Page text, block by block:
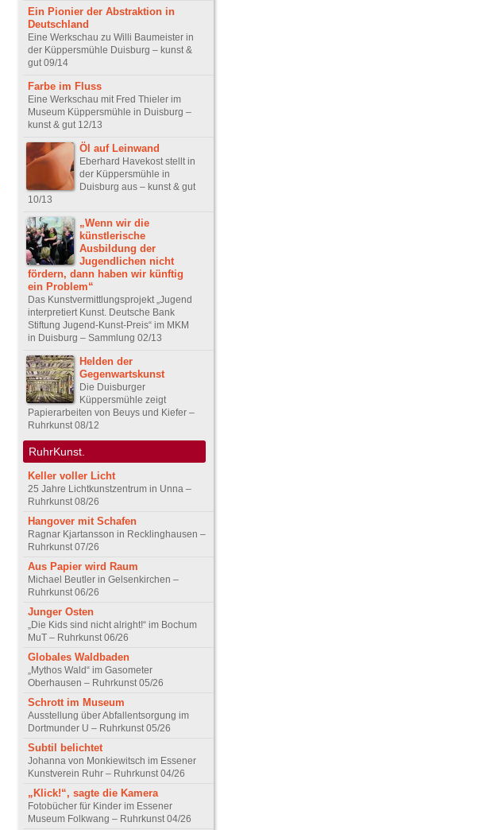
Ein Pionier der Abstraktion in
Deutschland
Eine Werkschau zu Willi Baumeister in
der Küppersmühle Duisburg – kunst &
gut 09/14
Farbe im Fluss
Eine Werkschau mit Fred Thieler im
Museum Küppersmühle in Duisburg –
kunst & gut 12/13
Öl auf Leinwand
Eberhard Havekost stellt in
der Küppersmühle in
Duisburg aus – kunst & gut
10/13
„Wenn wir die
künstlerische
Ausbildung der
Jugendlichen nicht
fördern, dann haben wir künftig
ein Problem“
Das Kunstvermittlungsprojekt „Jugend
interpretiert Kunst. Deutsche Bank
Stiftung Jugend-Kunst-Preis“ im MKM
in Duisburg – Sammlung 02/13
Helden der
Gegenwartskunst
Die Duisburger
Küppersmühle zeigt
Papierarbeiten von Beuys und Kiefer –
Ruhrkunst 08/12
RuhrKunst.
Keller voller Licht
25 Jahre Lichtkunstzentrum in Unna –
Ruhrkunst 08/26
Hangover mit Schafen
Ragnar Kjartansson in Recklinghausen –
Ruhrkunst 07/26
Aus Papier wird Raum
Michael Beutler in Gelsenkirchen –
Ruhrkunst 06/26
Junger Osten
„Die Kids sind nicht alright!“ im Bochum
MuT – Ruhrkunst 06/26
Globales Waldbaden
„Mythos Wald“ im Gasometer
Oberhausen – Ruhrkunst 05/26
Schrott im Museum
Ausstellung über Abfallentsorgung im
Dortmunder U – Ruhrkunst 05/26
Subtil belichtet
Johanna von Monkiewitsch im Essener
Kunstverein Ruhr – Ruhrkunst 04/26
„Klick!“, sagte die Kamera
Fotobücher für Kinder im Essener
Museum Folkwang – Ruhrkunst 04/26